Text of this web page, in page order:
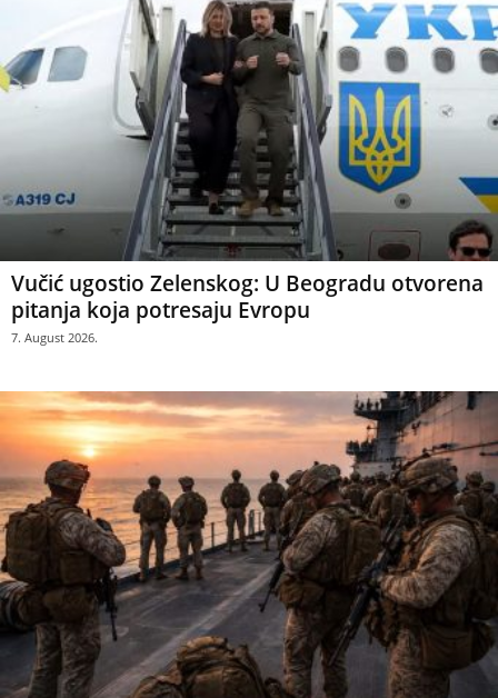
Vučić ugostio Zelenskog: U Beogradu otvorena
pitanja koja potresaju Evropu
7. August 2026.